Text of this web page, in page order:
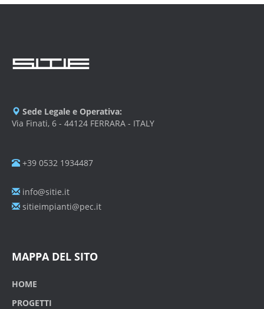
Sede Legale e Operativa:
Via Finati, 6 - 44124 FERRARA - ITALY
+39 0532 1934487
info@sitie.it
sitieimpianti@pec.it
MAPPA DEL SITO
HOME
PROGETTI